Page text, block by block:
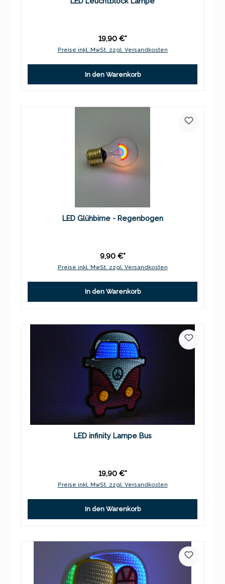
19,90 €*
Preise inkl. MwSt. zzgl. Versandkosten
In den Warenkorb
LED Glühbirne - Regenbogen
9,90 €*
Preise inkl. MwSt. zzgl. Versandkosten
In den Warenkorb
LED infinity Lampe Bus
19,90 €*
Preise inkl. MwSt. zzgl. Versandkosten
In den Warenkorb